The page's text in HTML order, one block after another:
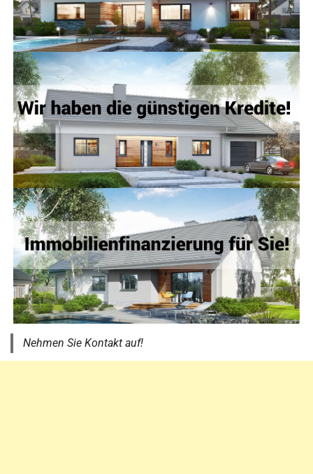
Nehmen Sie Kontakt auf!